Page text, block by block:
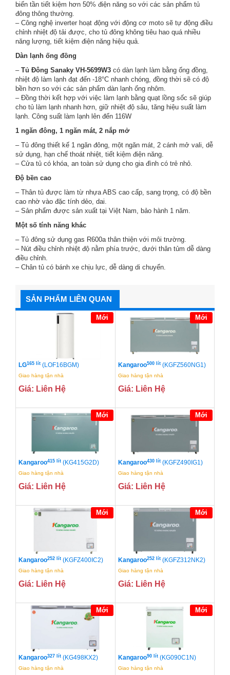
biến tần tiết kiệm hơn 50% điện năng so với các sản phẩm tủ
đông thông thường.
– Công nghệ inverter hoạt động với động cơ moto sẽ tự động điều
chỉnh nhiệt độ tải được, cho tủ đông không tiêu hao quá nhiều
năng lượng, tiết kiệm điện năng hiệu quả.
Dàn lạnh ống đồng
– Tủ Đông Sanaky VH-5699W3 có dàn lạnh làm bằng ống đồng,
nhiệt độ làm lạnh đạt đến -18°C nhanh chóng, đồng thời sẽ có độ
bền hơn so với các sản phẩm dàn lạnh ống nhôm.
– Đồng thời kết hợp với việc làm lạnh bằng quạt lồng sốc sẽ giúp
cho tủ làm lạnh nhanh hơn, giữ nhiệt độ sâu, tăng hiệu suất làm
lạnh. Công suất làm lạnh lên đến 116W
1 ngăn đông, 1 ngăn mát, 2 nắp mở
– Tủ đông thiết kế 1 ngăn đông, một ngăn mát, 2 cánh mở vali, dễ
sử dụng, hạn chế thoát nhiệt, tiết kiệm điện năng.
– Cửa tủ có khóa, an toàn sử dụng cho gia đình có trẻ nhỏ.
Độ bền cao
– Thân tủ được làm từ nhựa ABS cao cấp, sang trọng, có độ bền
cao nhờ vào đặc tính dẻo, dai.
– Sản phẩm được sản xuất tại Việt Nam, bảo hành 1 năm.
Một số tính năng khác
– Tủ đông sử dụng gas R600a thân thiện với môi trường.
– Nút điều chỉnh nhiệt độ nằm phía trước, dưới thân tủm dễ dàng
điều chỉnh.
– Chân tủ có bánh xe chịu lực, dễ dàng di chuyển.
SẢN PHẨM LIÊN QUAN
Mới
LG165 lít (LOF16BGM)
Giao hàng tận nhà
Giá: Liên Hệ
Mới
Kangaroo500 lít (KGFZ560NG1)
Giao hàng tận nhà
Giá: Liên Hệ
Mới
Kangaroo415 lít (KG415G2D)
Giao hàng tận nhà
Giá: Liên Hệ
Mới
Kangaroo430 lít (KGFZ490IG1)
Giao hàng tận nhà
Giá: Liên Hệ
Mới
Kangaroo252 lít (KGFZ400IC2)
Giao hàng tận nhà
Giá: Liên Hệ
Mới
Kangaroo252 lít (KGFZ312NK2)
Giao hàng tận nhà
Giá: Liên Hệ
Mới
Kangaroo327 lít (KG498KX2)
Giao hàng tận nhà
Mới
Kangaroo90 lít (KG090C1N)
Giao hàng tận nhà